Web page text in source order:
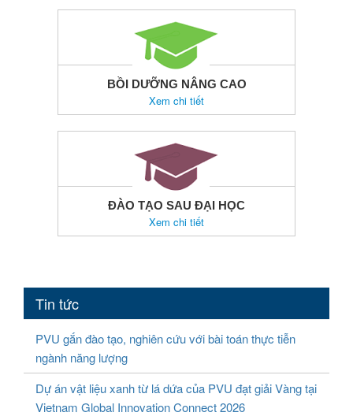
BỒI DƯỠNG NÂNG CAO
Xem chi tiết
ĐÀO TẠO SAU ĐẠI HỌC
Xem chi tiết
Tin tức
PVU gắn đào tạo, nghiên cứu với bài toán thực tiễn
ngành năng lượng
Dự án vật liệu xanh từ lá dứa của PVU đạt giải Vàng tại
Vietnam Global Innovation Connect 2026